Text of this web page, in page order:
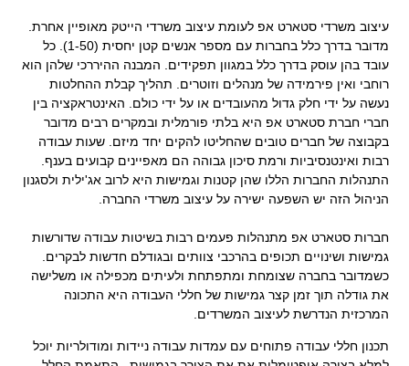
עיצוב משרדי סטארט אפ לעומת עיצוב משרדי הייטק מאופיין אחרת.
מדובר בדרך כלל בחברות עם מספר אנשים קטן יחסית (1-50). כל
עובד בהן עוסק בדרך כלל במגוון תפקידים. המבנה ההיררכי שלהן הוא
רוחבי ואין פירמידה של מנהלים וזוטרים. תהליך קבלת ההחלטות
נעשה על ידי חלק גדול מהעובדים או על ידי כולם. האינטראקציה בין
חברי חברת סטארט אפ היא בלתי פורמלית ובמקרים רבים מדובר
בקבוצה של חברים טובים שהחליטו להקים יחד מיזם. שעות עבודה
רבות ואינטנסיביות ורמת סיכון גבוהה הם מאפיינים קבועים בענף.
התנהלות החברות הללו שהן קטנות וגמישות היא לרוב אג'ילית ולסגנון
הניהול הזה יש השפעה ישירה על עיצוב משרדי החברה.
חברות סטארט אפ מתנהלות פעמים רבות בשיטות עבודה שדורשות
גמישות ושינויים תכופים בהרכבי צוותים ובגודלם חדשות לבקרים.
כשמדובר בחברה שצומחת ומתפתחת ולעיתים מכפילה או משלישה
את גודלה תוך זמן קצר גמישות של חללי העבודה היא התכונה
המרכזית הנדרשת לעיצוב המשרדים.
תכנון חללי עבודה פתוחים עם עמדות עבודה ניידות ומודולריות יוכל